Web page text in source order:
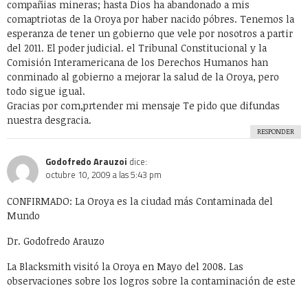
compañias mineras; hasta Dios ha abandonado a mis
comaptriotas de la Oroya por haber nacido póbres. Tenemos la
esperanza de tener un gobierno que vele por nosotros a partir
del 2011. El poder judicial. el Tribunal Constitucional y la
Comisión Interamericana de los Derechos Humanos han
conminado al gobierno a mejorar la salud de la Oroya, pero
todo sigue igual.
Gracias por com,prtender mi mensaje Te pido que difundas
nuestra desgracia.
RESPONDER
Godofredo Arauzoi dice:
octubre 10, 2009 a las 5:43 pm
CONFIRMADO: La Oroya es la ciudad más Contaminada del
Mundo
Dr. Godofredo Arauzo
La Blacksmith visitó la Oroya en Mayo del 2008. Las
observaciones sobre los logros sobre la contaminación de este